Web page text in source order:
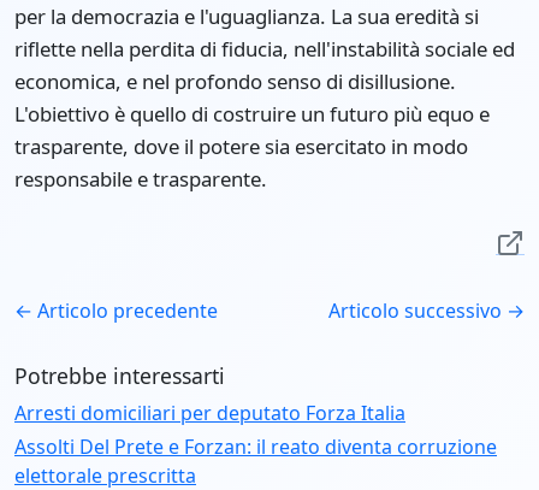
per la democrazia e l'uguaglianza. La sua eredità si
riflette nella perdita di fiducia, nell'instabilità sociale ed
economica, e nel profondo senso di disillusione.
L'obiettivo è quello di costruire un futuro più equo e
trasparente, dove il potere sia esercitato in modo
responsabile e trasparente.
← Articolo precedente Articolo successivo →
Potrebbe interessarti
Arresti domiciliari per deputato Forza Italia
Assolti Del Prete e Forzan: il reato diventa corruzione
elettorale prescritta